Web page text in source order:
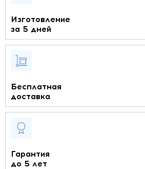
Изготовление
за 5 дней
Бесплатная
доставка
Гарантия
до 5 лет